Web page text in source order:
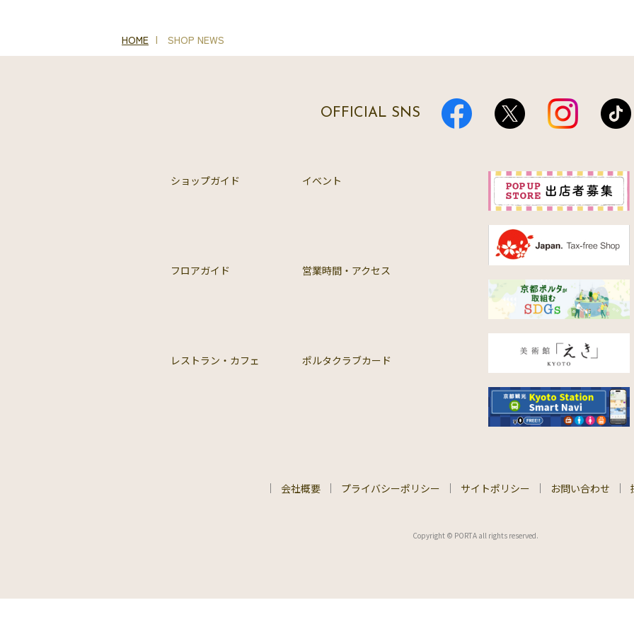
HOME SHOP NEWS
OFFICIAL SNS
ショップガイド イベント
フロアガイド 営業時間・アクセス
レストラン・カフェ ポルタクラブカード
会社概要 プライバシーポリシー サイトポリシー お問い合わせ
Copyright © PORTA all rights reserved.